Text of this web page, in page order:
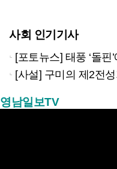
사회 인기기사
[포토뉴스] 태풍 ‘돌핀
[사설] 구미의 제2전
영남일보TV